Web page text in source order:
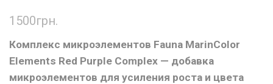
1500грн.
Комплекс микроэлементов Fauna MarinColor
Elements Red Purple Complex — добавка
микроэлементов для усиления роста и цвета